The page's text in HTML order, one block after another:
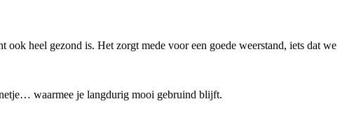
heel gezond is. Het zorgt mede voor een goede weerstand, iets dat we
waarmee je langdurig mooi gebruind blijft.